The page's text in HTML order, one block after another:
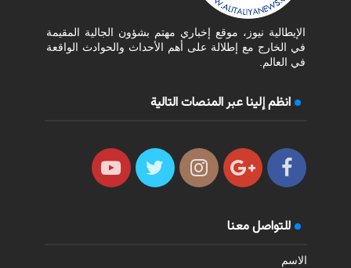
الإيطالية نيوز، موقع إخباري مهتم بشؤون الجالية المقيمة
في الخارج مع إطلالة على أهم الأحداث والحوادث الواقعة
في العالم.
انظم إلينا عبر المنصات التالية
للتواصل معنا
الاسم